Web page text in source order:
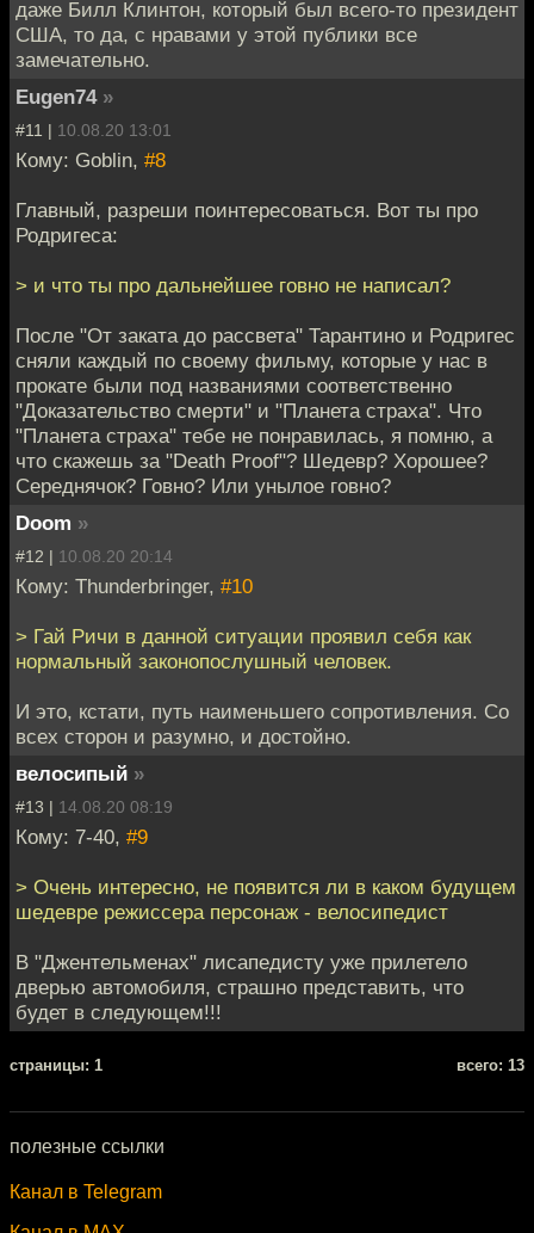
даже Билл Клинтон, который был всего-то президент
США, то да, с нравами у этой публики все
замечательно.
Eugen74 »
#11 | 10.08.20 13:01
Кому: Goblin, #8
Главный, разреши поинтересоваться. Вот ты про
Родригеса:
> и что ты про дальнейшее говно не написал?
После "От заката до рассвета" Тарантино и Родригес
сняли каждый по своему фильму, которые у нас в
прокате были под названиями соответственно
"Доказательство смерти" и "Планета страха". Что
"Планета страха" тебе не понравилась, я помню, а
что скажешь за "Death Proof"? Шедевр? Хорошее?
Середнячок? Говно? Или унылое говно?
Doom »
#12 | 10.08.20 20:14
Кому: Thunderbringer, #10
> Гай Ричи в данной ситуации проявил себя как
нормальный законопослушный человек.
И это, кстати, путь наименьшего сопротивления. Со
всех сторон и разумно, и достойно.
велосипый »
#13 | 14.08.20 08:19
Кому: 7-40, #9
> Очень интересно, не появится ли в каком будущем
шедевре режиссера персонаж - велосипедист
В "Джентельменах" лисапедисту уже прилетело
дверью автомобиля, страшно представить, что
будет в следующем!!!
cтраницы: 1 всего: 13
полезные ссылки
Канал в Telegram